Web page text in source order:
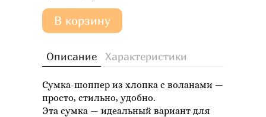
В корзину
Описание Характеристики
Сумка-шоппер из хлопка с воланами —
просто, стильно, удобно.
Эта сумка — идеальный вариант для